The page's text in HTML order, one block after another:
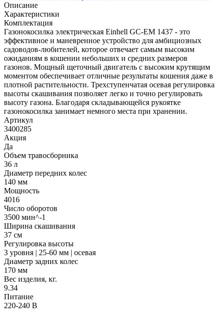
Описание
Характеристики
Комплектация
Газонокосилка электрическая Einhell GC-EM 1437 - это
эффективное и маневренное устройство для амбициозных
садоводов-любителей, которое отвечает самым высоким
ожиданиям в кошении небольших и средних размеров
газонов. Мощный щеточный двигатель с высоким крутящим
моментом обеспечивает отличные результаты кошения даже в
плотной растительности. Трехступенчатая осевая регулировка
высоты скашивания позволяет легко и точно регулировать
высоту газона. Благодаря складывающейся рукоятке
газонокосилка занимает немного места при хранении.
Артикул
3400285
Акция
Да
Объем травосборника
36 л
Диаметр передних колес
140 мм
Мощность
4016
Число оборотов
3500 мин^-1
Ширина скашивания
37 см
Регулировка высоты
3 уровня | 25-60 мм | осевая
Диаметр задних колес
170 мм
Вес изделия, кг.
9.34
Питание
220-240 В